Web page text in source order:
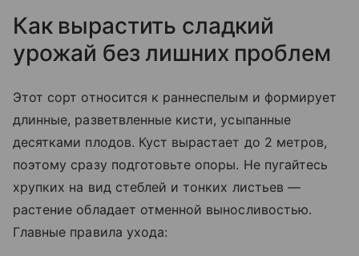
Как вырастить сладкий
урожай без лишних проблем
Этот сорт относится к раннеспелым и формирует
длинные, разветвленные кисти, усыпанные
десятками плодов. Куст вырастает до 2 метров,
поэтому сразу подготовьте опоры. Не пугайтесь
хрупких на вид стеблей и тонких листьев —
растение обладает отменной выносливостью.
Главные правила ухода: